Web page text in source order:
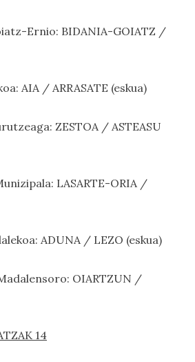
Ernio: BIDANIA-GOIATZ /
AIA / ARRASATE (eskua)
ZESTOA / ASTEASU
LASARTE-ORIA /
ADUNA / LEZO (eskua)
OIARTZUN /
14